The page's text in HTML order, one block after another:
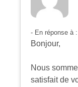
- En réponse à :
Bonjour,
Nous
satisfait de